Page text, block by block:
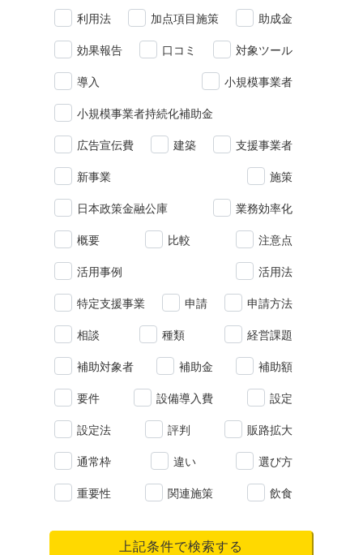
利用法 加点項目施策 助成金
効果報告 口コミ 対象ツール
導入 小規模事業者
小規模事業者持続化補助金
広告宣伝費 建築 支援事業者
新事業 施策
日本政策金融公庫 業務効率化
概要 比較 注意点
活用事例 活用法
特定支援事業 申請 申請方法
相談 種類 経営課題
補助対象者 補助金 補助額
要件 設備導入費 設定
設定法 評判 販路拡大
通常枠 違い 選び方
重要性 関連施策 飲食
上記条件で検索する